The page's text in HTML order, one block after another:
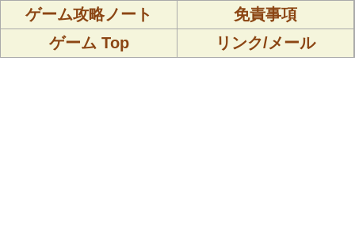
ゲーム攻略ノート
免責事項
ゲーム Top
リンク/メール